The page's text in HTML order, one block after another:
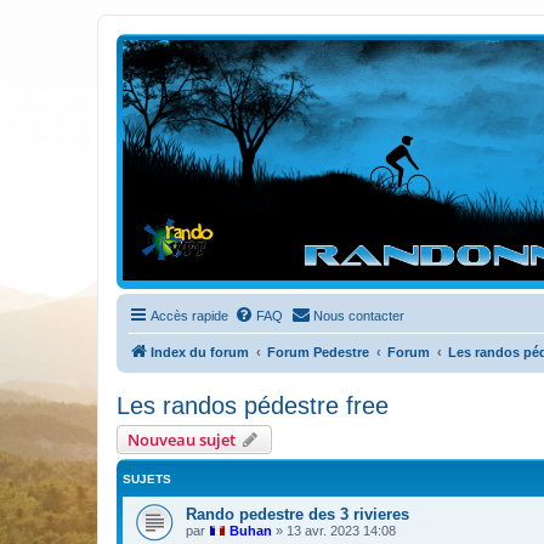
Randovttfree.fr
Bienvenue sur le site des randos vtt et pédestre de Bretagne . Bonne
Accès rapide FAQ Nous contacter
Index du forum Forum Pedestre Forum Les randos
Les randos pédestre free
Nouveau sujet
SUJETS
Rando pedestre des 3 rivieres
par Buhan » 13 avr. 2023 14:08